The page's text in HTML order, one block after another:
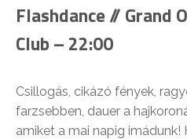
Flashdance // Grand
Club – 22:00
Csillogás, cikázó fények,
farzsebben, dauer a
amiket a mai napig